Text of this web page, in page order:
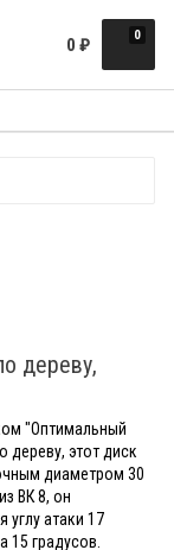
0
0 ₽
дереву,
"Оптимальный
дереву, этот диск
диаметром 30
ВК 8, он
углу атаки 17
15 градусов.